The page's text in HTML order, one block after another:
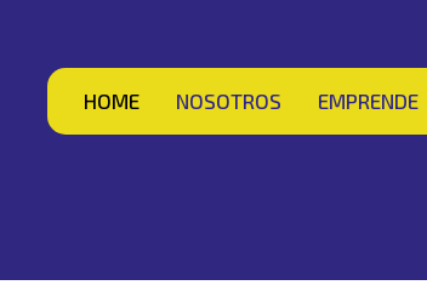
HOME NOSOTROS EMPRENDE